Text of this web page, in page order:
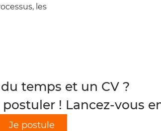
les
temps et un CV ?
! Lancez-vous
Je postule